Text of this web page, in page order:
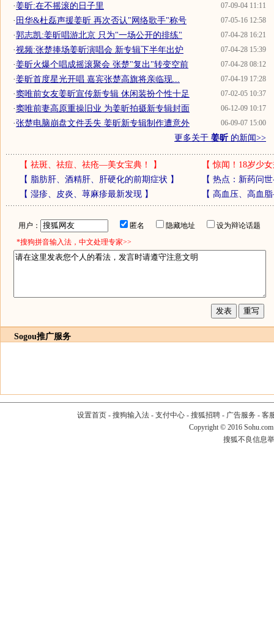
07-09-04 11:11
·姜昕:在不摇滚的日子里
07-05-16 12:58
· 田华&杜磊声援姜昕 再次否认"网络歌手"称号
07-04-28 16:21
·郭志凯:姜昕唱游北京 只为"一场公开的排练"
07-04-28 15:39
·视频:张楚捧场姜昕演唱会 新专辑下半年出炉
07-04-28 08:12
·姜昕火爆个唱成摇滚聚会 张楚"复出"转变空前
07-04-19 17:28
·姜昕首度星光开唱 嘉宾张楚高旗将亲临现...
07-02-05 10:37
·窦唯前女友姜昕宣传新专辑 休闲装扮个性十足
06-12-09 10:17
·窦唯前妻高原重操旧业 为姜昕拍摄新专辑封面
06-09-07 15:00
·张楚电脑崩盘文件丢失 姜昕新专辑制作遭意外
更多关于 姜昕的新闻>>
【 祛斑、祛痘、祛疮—美女宝典！ 】 【惊闻！18岁少
【 脂肪肝、酒精肝、肝硬化的前期症状 】 【 热点：新药问
【 湿疹、皮炎、荨麻疹最新发现】 【 高血压、高血
用户： 匿名 隐藏地址
设为辩论话题
*搜狗拼音输入法，中文处理专家>>
Sogou推广服务
设置首页- 搜狗输入法- 支付中心- 搜狐招聘- 广告服务 - 客
Copyright © 2016
搜狐不良信息